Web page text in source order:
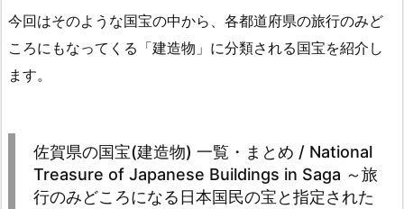
今回はそのような国宝の中から、各都道府県の旅行のみど
ころにもなってくる「建造物」に分類される国宝を紹介し
ます。
佐賀県の国宝(建造物) 一覧・まとめ / National
Treasure of Japanese Buildings in Saga ～旅
行のみどころになる日本国民の宝と指定された